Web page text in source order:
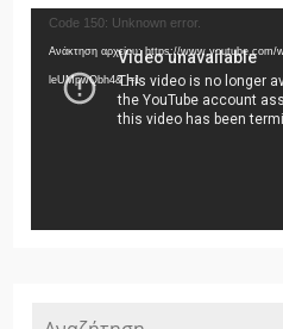
Πρόγραμμα
Αναπαραγωγής
Βίντεο
Code 150: Unknown error.
Ανάκτηση αρχείου: https://www.youtube.com/
leUMpwQbh4&_=1